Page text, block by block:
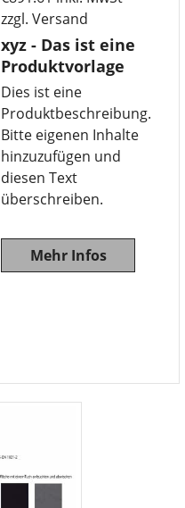
zzgl. Versand
xyz - Das ist eine
Produktvorlage
Dies ist eine
Produktbeschreibung.
Bitte eigenen Inhalte
hinzuzufügen und
diesen Text
überschreiben.
Mehr Infos